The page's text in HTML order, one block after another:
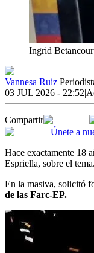
Ingrid
Vannesa Ruiz
03 JUL 2026 - 22:52|
Compartir
Únete a
Hace exactamente 18
Espriella, sobre el tema.
En la masiva, solicitó
de las Farc-EP.